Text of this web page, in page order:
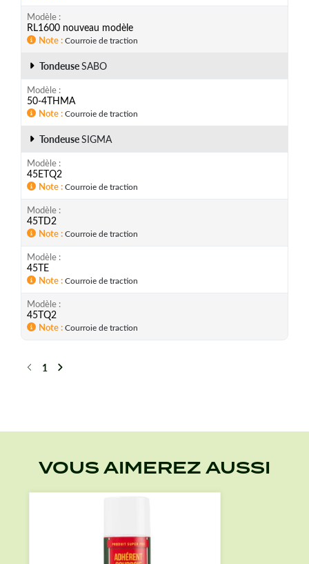
Modèle
RL1600 nouveau modèle
Note Courroie de traction
TondeuseSABO
Modèle
50-4THMA
Note Courroie de traction
TondeuseSIGMA
Modèle
45ETQ2
Note Courroie de traction
Modèle
45TD2
Note Courroie de traction
Modèle
45TE
Note Courroie de traction
Modèle
45TQ2
Note Courroie de traction
Précédent
1 Suivant
VOUS AIMEREZ AUSSI